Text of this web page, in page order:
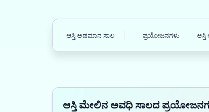
ಆಸ್ತಿ ಅಡಮಾನ ಸಾಲ ಪ್ರಯೋಜನಗಳು
ಆಸ್ತಿ ಮೇಲಿನ ಅವಧಿ ಸಾಲದ